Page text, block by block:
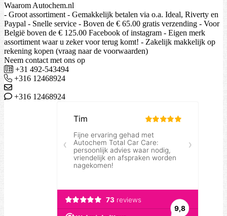
Waarom Autochem.nl
- Groot assortiment - Gemakkelijk betalen via o.a. Ideal, Riverty en
Paypal - Snelle service - Boven de € 65.00 gratis verzending - Voor
België boven de € 125.00 Facebook of instagram - Eigen merk
assortiment waar u zeker voor terug komt! - Zakelijk makkelijk op
rekening kopen (vraag naar de voorwaarden)
Neem contact met ons op
+31 492-543494
+316 12468924
+316 12468924